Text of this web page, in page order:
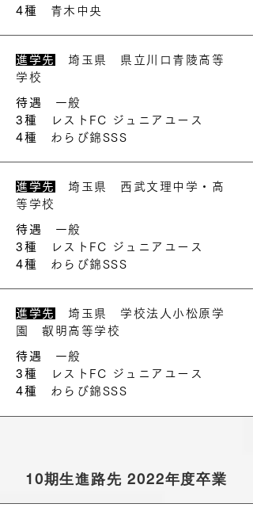
4種 青木中央
進学先
埼玉県 県立川口青陵高等
学校
待遇 一般
3種
レストFC ジュニアユース
4種 わらび錦SSS
進学先
埼玉県 西武文理中学・高
等学校
待遇 一般
3種
レストFC ジュニアユース
4種 わらび錦SSS
進学先
埼玉県 学校法人小松原学
園 叡明高等学校
待遇 一般
3種
レストFC ジュニアユース
4種 わらび錦SSS
10期生進路先 2022年度卒業